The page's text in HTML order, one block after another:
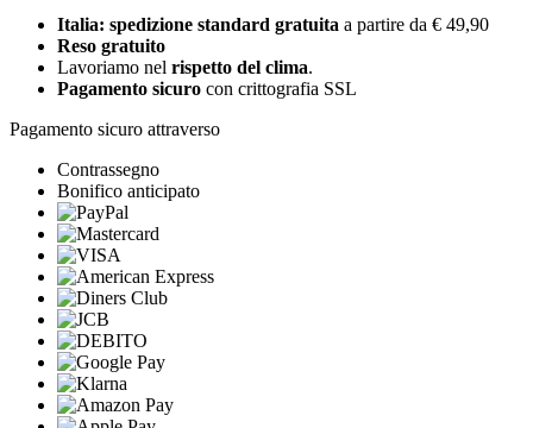
Italia: spedizione standard gratuita a partire da € 49,90
Reso gratuito
Lavoriamo nel rispetto del clima.
Pagamento sicuro con crittografia SSL
Pagamento sicuro attraverso
Contrassegno
Bonifico anticipato